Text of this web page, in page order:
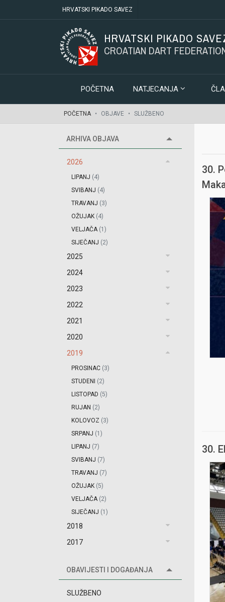
HRVATSKI PIKADO SAVEZ
HRVATSKI PIKADO
CROATIAN DART
POČETNA NATJECANJA
POČETNA OBJAVE SLUŽBENO
ARHIVA OBJAVA
2026
LIPANJ (4)
SVIBANJ (4)
TRAVANJ (3)
OŽUJAK (4)
VELJAČA (1)
SIJEČANJ (2)
2025
2024
2023
2022
2021
2020
2019
PROSINAC (3)
STUDENI (2)
LISTOPAD (5)
RUJAN (2)
KOLOVOZ (3)
SRPANJ (1)
LIPANJ (7)
SVIBANJ (7)
TRAVANJ (7)
OŽUJAK (5)
VELJAČA (2)
SIJEČANJ (1)
2018
2017
OBAVIJESTI I DOGAĐANJA
SLUŽBENO
30.
30.